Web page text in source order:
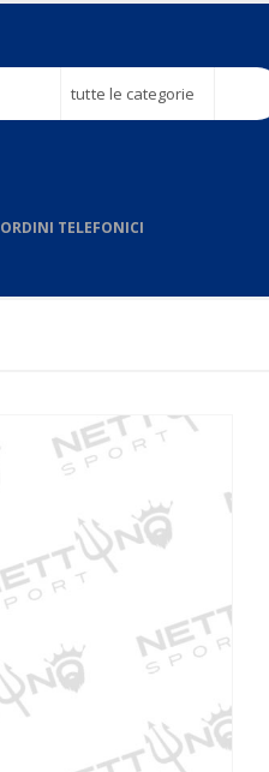
tutte le categorie
ORDINI TELEFONICI